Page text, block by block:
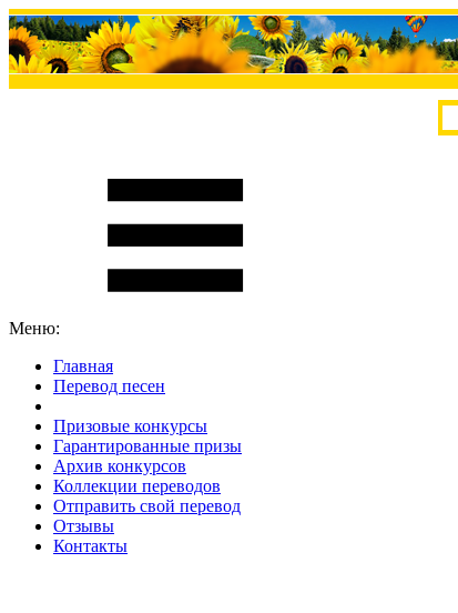
Меню:
Главная
Перевод песен
Призовые конкурсы
Гарантированные призы
Архив конкурсов
Коллекции переводов
Отправить свой перевод
Отзывы
Контакты